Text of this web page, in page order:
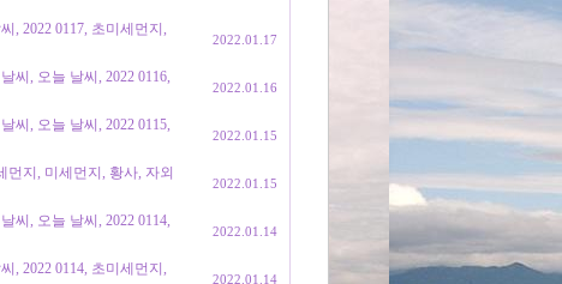
, 2022 0117, 초미세먼지,
2022.01.17
씨, 오늘 날씨, 2022 0116,
2022.01.16
씨, 오늘 날씨, 2022 0115,
2022.01.15
먼지, 미세먼지, 황사, 자외
2022.01.15
씨, 오늘 날씨, 2022 0114,
2022.01.14
, 2022 0114, 초미세먼지,
2022.01.14